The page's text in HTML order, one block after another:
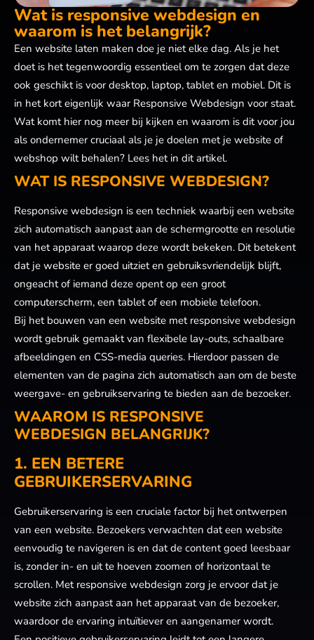
Wat is responsive webdesign en
waarom is het belangrijk?
Een website laten maken doe je niet elke dag. Als je het
doet is het tegenwoordig essentieel om te zorgen dat deze
ook geschikt is voor desktop, laptop, tablet en mobiel. Dit is
in het kort eigenlijk waar Responsive Webdesign voor staat.
Wat komt hier nog meer bij kijken en waarom is dit voor jou
als ondernemer cruciaal als je je doelen met je website of
webshop wilt behalen? Lees het in dit artikel.
WAT IS RESPONSIVE WEBDESIGN?
Responsive webdesign is een techniek waarbij een website
zich automatisch aanpast aan de schermgrootte en resolutie
van het apparaat waarop deze wordt bekeken. Dit betekent
dat je website er goed uitziet en gebruiksvriendelijk blijft,
ongeacht of iemand deze opent op een groot
computerscherm, een tablet of een mobiele telefoon.
Bij het bouwen van een website met responsive webdesign
wordt gebruik gemaakt van flexibele lay-outs, schaalbare
afbeeldingen en CSS-media queries. Hierdoor passen de
elementen van de pagina zich automatisch aan om de beste
weergave- en gebruikservaring te bieden aan de bezoeker.
WAAROM IS RESPONSIVE
WEBDESIGN BELANGRIJK?
1. EEN BETERE
GEBRUIKERSERVARING
Gebruikerservaring is een cruciale factor bij het ontwerpen
van een website. Bezoekers verwachten dat een website
eenvoudig te navigeren is en dat de content goed leesbaar
is, zonder in- en uit te hoeven zoomen of horizontaal te
scrollen. Met responsive webdesign zorg je ervoor dat je
website zich aanpast aan het apparaat van de bezoeker,
waardoor de ervaring intuïtiever en aangenamer wordt.